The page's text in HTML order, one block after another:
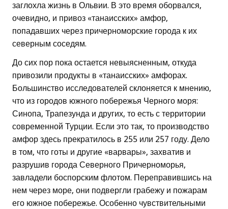
заглохла жизнь в Ольвии. В это время оборвался,
очевидно, и привоз «танаисских» амфор,
попадавших через причерноморские города к их
северным соседям.
До сих пор пока остается невыясненным, откуда
привозили продукты в «танаисских» амфорах.
Большинство исследователей склоняется к мнению,
что из городов южного побережья Черного моря:
Синопа, Трапезунда и других, то есть с территории
современной Турции. Если это так, то производство
амфор здесь прекратилось в 255 или 257 году. Дело
в том, что готы и другие «варвары», захватив и
разрушив города Северного Причерноморья,
завладели боспорским флотом. Переправившись на
нем через море, они подвергли грабежу и пожарам
его южное побережье. Особенно чувствительными